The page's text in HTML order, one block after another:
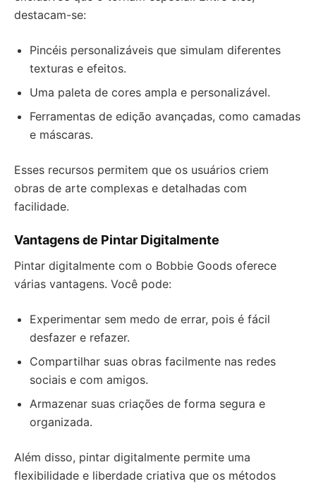
destacam-se:
Pincéis personalizáveis que simulam diferentes
texturas e efeitos.
Uma paleta de cores ampla e personalizável.
Ferramentas de edição avançadas, como camadas
e máscaras.
Esses recursos permitem que os usuários criem
obras de arte complexas e detalhadas com
facilidade.
Vantagens de Pintar Digitalmente
Pintar digitalmente com o Bobbie Goods oferece
várias vantagens. Você pode:
Experimentar sem medo de errar, pois é fácil
desfazer e refazer.
Compartilhar suas obras facilmente nas redes
sociais e com amigos.
Armazenar suas criações de forma segura e
organizada.
Além disso, pintar digitalmente permite uma
flexibilidade e liberdade criativa que os métodos